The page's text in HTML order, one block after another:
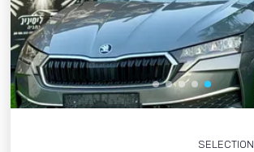
SELECTION